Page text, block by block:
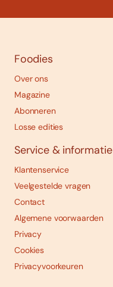
Foodies
Over ons
Magazine
Abonneren
Losse edities
Service & informatie
Klantenservice
Veelgestelde vragen
Contact
Algemene voorwaarden
Privacy
Cookies
Privacyvoorkeuren